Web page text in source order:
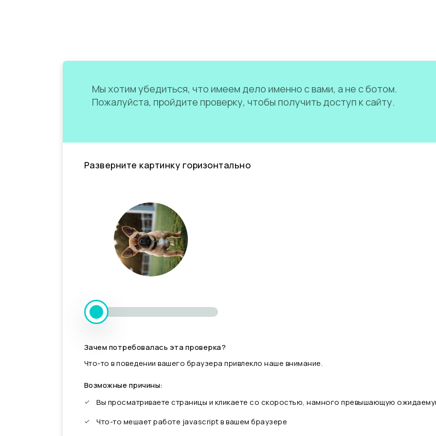
Мы хотим убедиться, что имеем дело именно с вами, а не с ботом.
Пожалуйста, пройдите проверку, чтобы получить доступ к сайту.
Разверните картинку горизонтально
Зачем потребовалась эта проверка?
Что-то в поведении вашего браузера привлекло наше внимание.
Возможные причины:
Вы просматриваете страницы и кликаете со скоростью, намного превышающую
Что-то мешает работе javascript в вашем браузере